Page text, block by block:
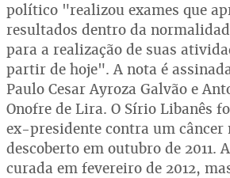
político "realizou exames que
resultados dentro da
para a realização de suas
partir de hoje". A nota é
Paulo Cesar Ayroza Galvão e
Onofre de Lira. O Sírio Libanês
ex-presidente contra um câncer
descoberto em outubro de 2011.
curada em fevereiro de 2012,